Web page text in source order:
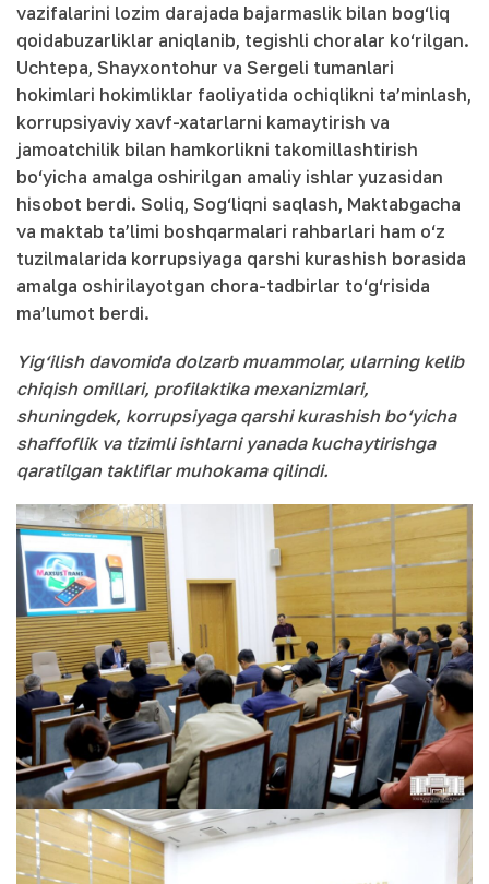
vazifalarini lozim darajada bajarmaslik bilan bog‘liq
qoidabuzarliklar aniqlanib, tegishli choralar ko‘rilgan.
Uchtepa, Shayxontohur va Sergeli tumanlari
hokimlari hokimliklar faoliyatida ochiqlikni ta’minlash,
korrupsiyaviy xavf-xatarlarni kamaytirish va
jamoatchilik bilan hamkorlikni takomillashtirish
bo‘yicha amalga oshirilgan amaliy ishlar yuzasidan
hisobot berdi. Soliq, Sog‘liqni saqlash, Maktabgacha
va maktab ta’limi boshqarmalari rahbarlari ham o‘z
tuzilmalarida korrupsiyaga qarshi kurashish borasida
amalga oshirilayotgan chora-tadbirlar to‘g‘risida
ma’lumot berdi.
Yig‘ilish davomida dolzarb muammolar, ularning kelib
chiqish omillari, profilaktika mexanizmlari,
shuningdek, korrupsiyaga qarshi kurashish bo‘yicha
shaffoflik va tizimli ishlarni yanada kuchaytirishga
qaratilgan takliflar muhokama qilindi.